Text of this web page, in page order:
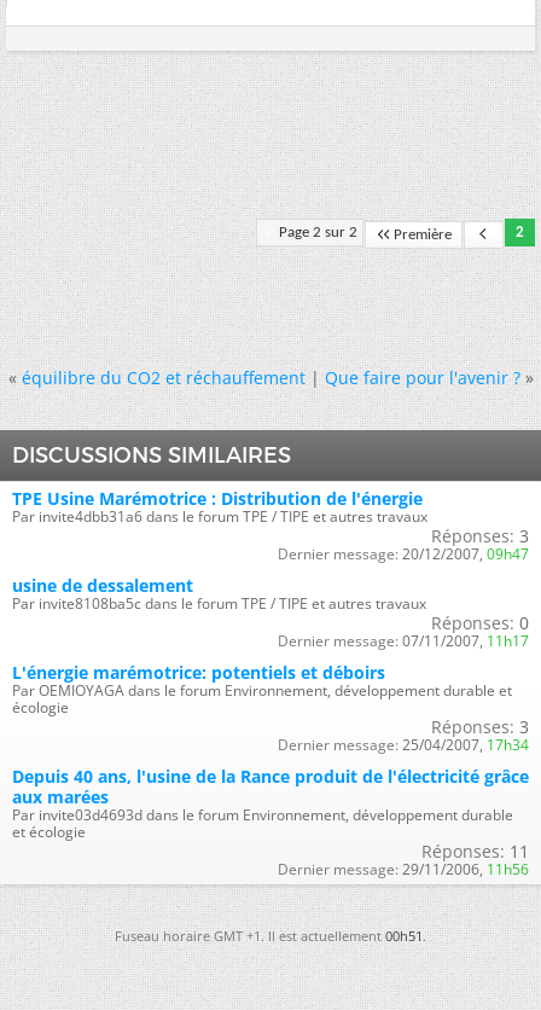
Page 2 sur 2 Première 2
« équilibre du CO2 et réchauffement|Que faire pour l'avenir ? »
DISCUSSIONS SIMILAIRES
TPE Usine Marémotrice : Distribution de l'énergie
Par invite4dbb31a6 dans le forum TPE / TIPE et autres travaux
Réponses: 3
Dernier message: 20/12/2007, 09h47
usine de dessalement
Par invite8108ba5c dans le forum TPE / TIPE et autres travaux
Réponses: 0
Dernier message: 07/11/2007, 11h17
L'énergie marémotrice: potentiels et déboirs
Par OEMIOYAGA dans le forum Environnement, développement durable et
écologie
Réponses: 3
Dernier message: 25/04/2007, 17h34
Depuis 40 ans, l'usine de la Rance produit de l'électricité grâce
aux marées
Par invite03d4693d dans le forum Environnement, développement durable
et écologie
Réponses: 11
Dernier message: 29/11/2006, 11h56
Fuseau horaire GMT +1. Il est actuellement00h51.